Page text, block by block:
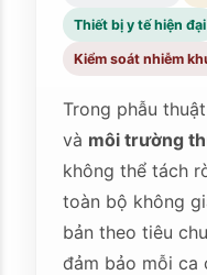
Thiết bị y tế hiện đại
Kiểm soát nhiễm
Trong phẫu
và môi trường
không thể tách
toàn bộ không
bản theo tiêu
đảm bảo mỗi ca